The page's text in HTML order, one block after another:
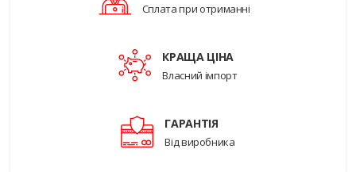
Сплата при отриманні
КРАЩА ЦІНА
Власний імпорт
ГАРАНТІЯ
Від виробника